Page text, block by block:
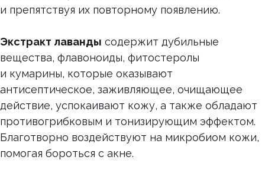
и препятствуя их повторному появлению.
Экстракт лаванды содержит дубильные
вещества, флавоноиды, фитостеролы
и кумарины, которые оказывают
антисептическое, заживляющее, очищающее
действие, успокаивают кожу, а также обладают
противогрибковым и тонизирующим эффектом.
Благотворно воздействуют на микробиом кожи,
помогая бороться с акне.